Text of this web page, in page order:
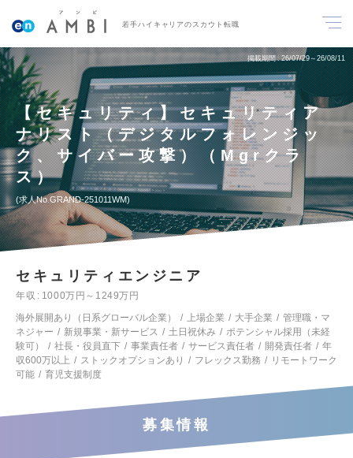
若手ハイキャリアのスカウト転職
掲載期間 26/07/29～26/08/11
【セキュリティ】セキュリティア
ナリスト（デジタルフォレンジッ
ク、サイバー攻撃）（Mgrクラ
ス）
求人No.GRAND-251011WM
セキュリティエンジニア
年収
1000万円～1249万円
海外展開あり（日系グローバル企業）
上場企業 大手企業
管理職・マ
ネジャー
新規事業・新サービス 土日祝休み
ポテンシャル採用（未経
験可）
社長・役員直下 事業責任者 サービス責任者 開発責任者
年
収600万以上
ストックオプションあり フレックス勤務
リモートワーク
可能
育児支援制度
募集情報